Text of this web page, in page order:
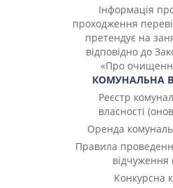
Інформація
проходження
претендує на
відповідно до
«Про
КОМУНАЛЬНА
Реєстр
власності
Оренда
Правила
Конкурсна